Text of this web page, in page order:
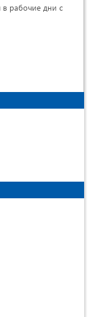
рабочие дни с